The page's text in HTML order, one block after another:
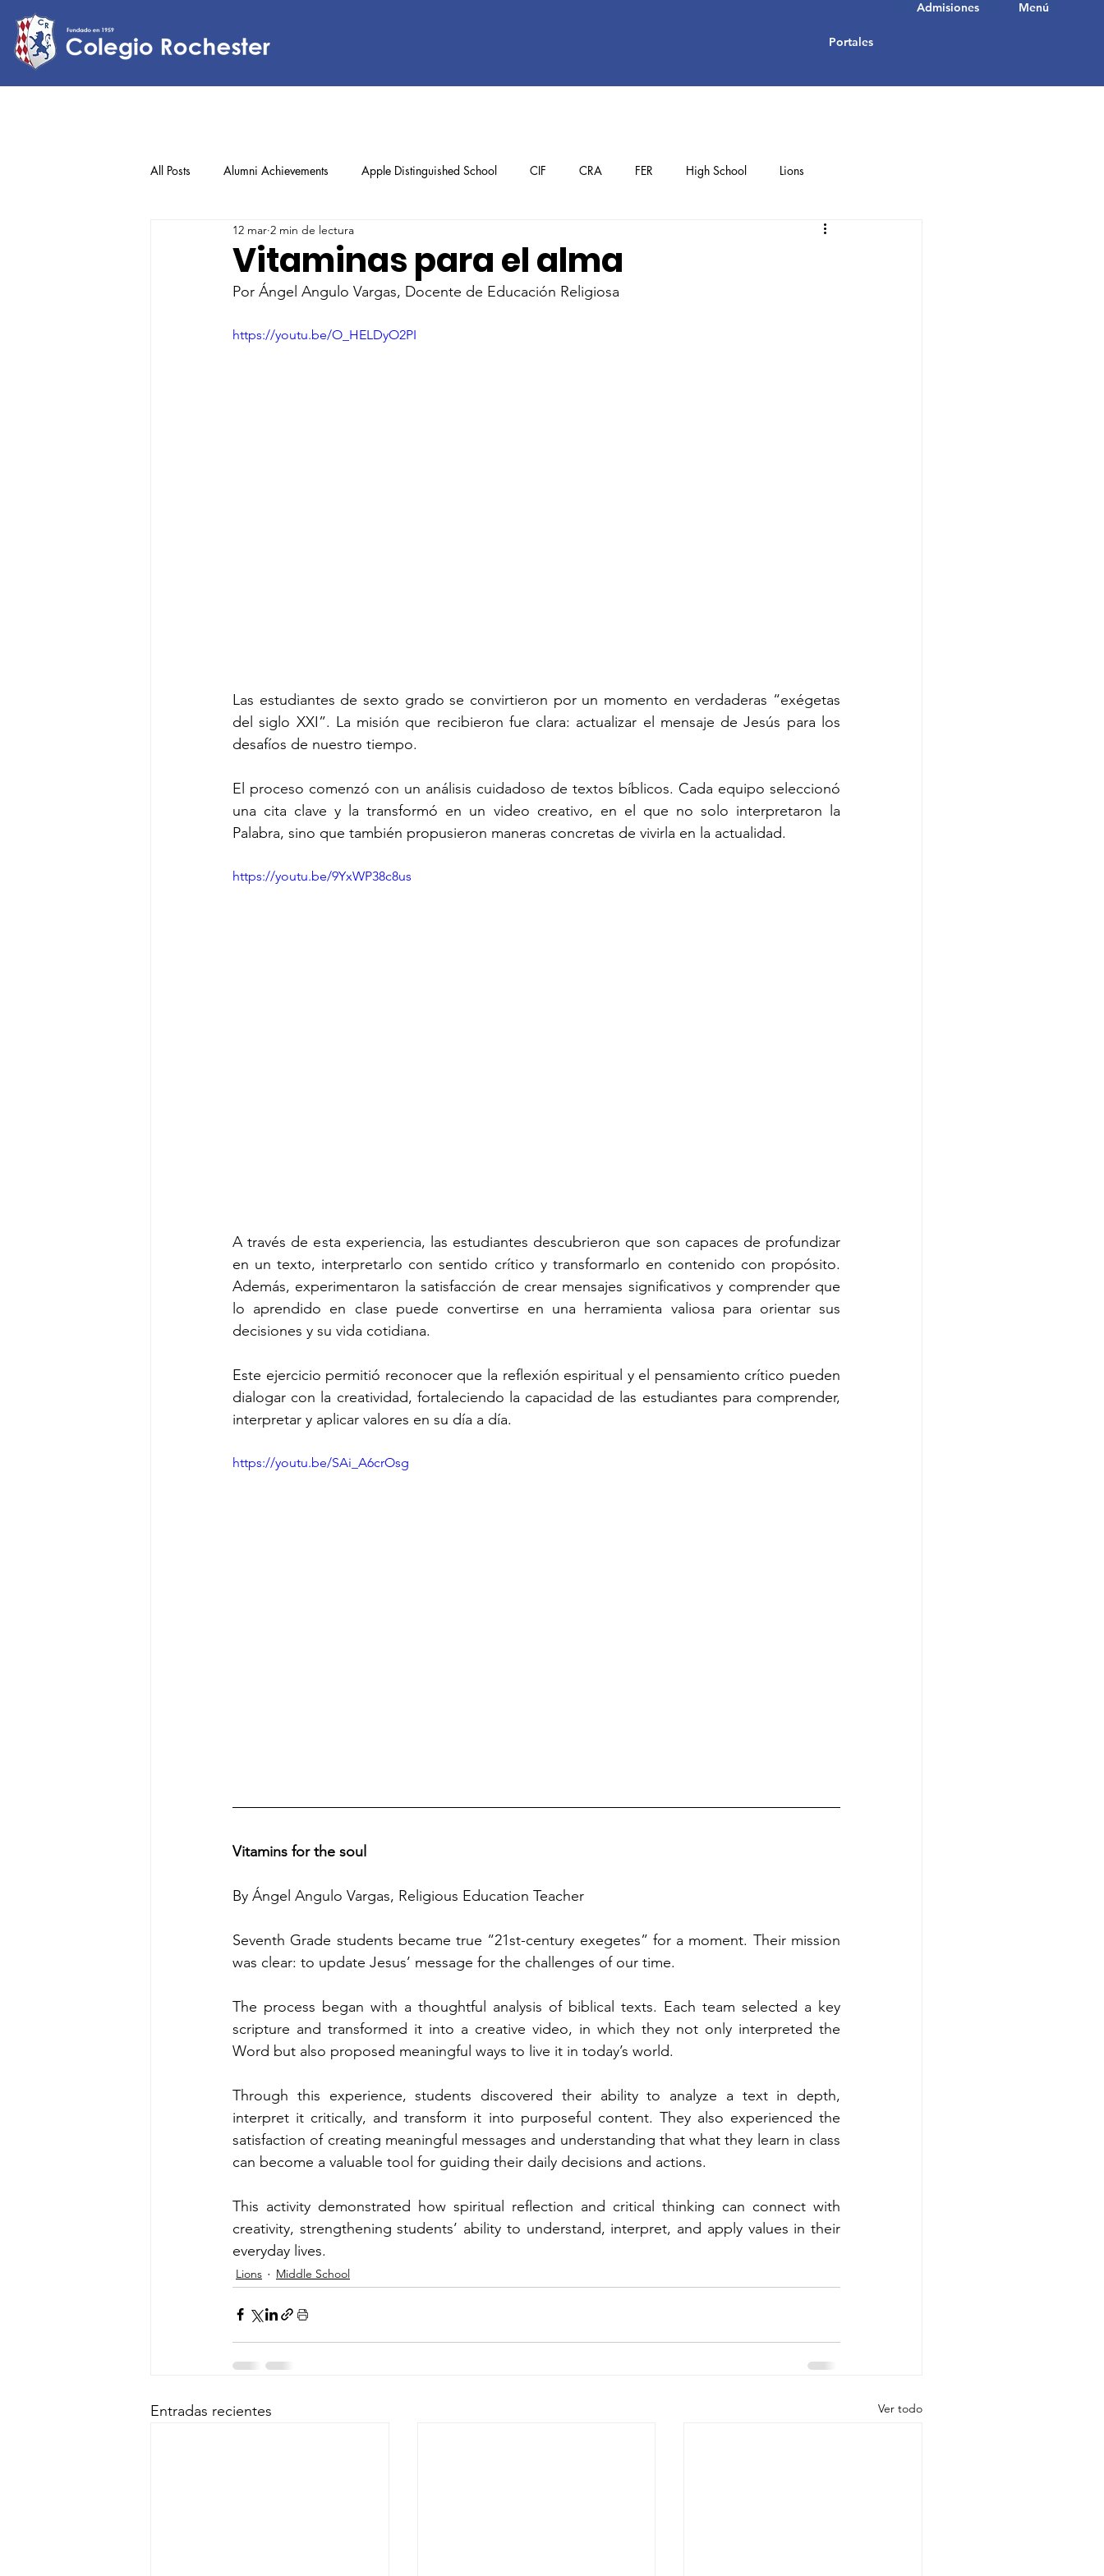
Portales
Menú
Admisiones
All Posts Alumni Achievements Apple Distinguished School CIF CRA FER High School Lions
Lower Elementary Middle School Student Achievements
Upper Elementary
Vitaminas para el alma
12 mar 2 min de lectura
Por Ángel Angulo Vargas, Docente de Educación Religiosa
https://youtu.be/O_HELDyO2PI
Las estudiantes de sexto grado se convirtieron por un momento en verdaderas “exégetas
del siglo XXI”. La misión que recibieron fue clara: actualizar el mensaje de Jesús para los
desafíos de nuestro tiempo.
El proceso comenzó con un análisis cuidadoso de textos bíblicos. Cada equipo seleccionó
una cita clave y la transformó en un video creativo, en el que no solo interpretaron la
Palabra, sino que también propusieron maneras concretas de vivirla en la actualidad.
https://youtu.be/9YxWP38c8us
A través de esta experiencia, las estudiantes descubrieron que son capaces de profundizar
en un texto, interpretarlo con sentido crítico y transformarlo en contenido con propósito.
Además, experimentaron la satisfacción de crear mensajes significativos y comprender que
lo aprendido en clase puede convertirse en una herramienta valiosa para orientar sus
decisiones y su vida cotidiana.
Este ejercicio permitió reconocer que la reflexión espiritual y el pensamiento crítico pueden
dialogar con la creatividad, fortaleciendo la capacidad de las estudiantes para comprender,
interpretar y aplicar valores en su día a día.
https://youtu.be/SAi_A6crOsg
Vitamins for the soul
By Ángel Angulo Vargas, Religious Education Teacher
Seventh Grade students became true “21st-century exegetes” for a moment. Their mission
was clear: to update Jesus’ message for the challenges of our time.
The process began with a thoughtful analysis of biblical texts. Each team selected a key
scripture and transformed it into a creative video, in which they not only interpreted the
Word but also proposed meaningful ways to live it in today’s world.
Through this experience, students discovered their ability to analyze a text in depth,
interpret it critically, and transform it into purposeful content. They also experienced the
satisfaction of creating meaningful messages and understanding that what they learn in class
can become a valuable tool for guiding their daily decisions and actions.
This activity demonstrated how spiritual reflection and critical thinking can connect with
creativity, strengthening students’ ability to understand, interpret, and apply values in their
everyday lives.
Lions Middle School
Entradas recientes Ver todo